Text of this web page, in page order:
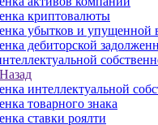
криптовалюты
убытков и упущенной
дебиторской
Назад
интеллектуальной
товарного знака
ставки роялти